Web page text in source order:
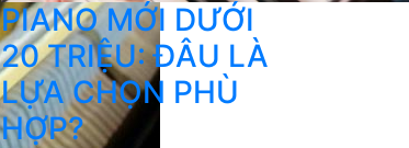
PIANO MỚI DƯỚI
20 TRIỆU: ĐÂU LÀ
LỰA CHỌN PHÙ
HỢP?